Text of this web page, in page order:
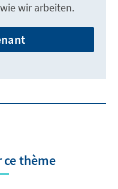
wir arbeiten.
ce thème